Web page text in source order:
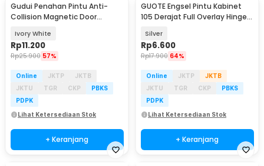
Gudui Penahan Pintu Anti-
Collision Magnetic Door
Ivory White
Rp11.200
Rp25.900 57%
Online JKTP
JKTB
JKTU
TGR CKP
PBKS
PDPK
Lihat Ketersediaan Stok
+ Keranjang
GUOTE Engsel Pintu Kabinet
105 Derajat Full Overlay Hinge
Silver
Rp6.600
Rp17.900 64%
Online JKTP
JKTB
JKTU
TGR CKP
PBKS
PDPK
Lihat Ketersediaan Stok
+ Keranjang